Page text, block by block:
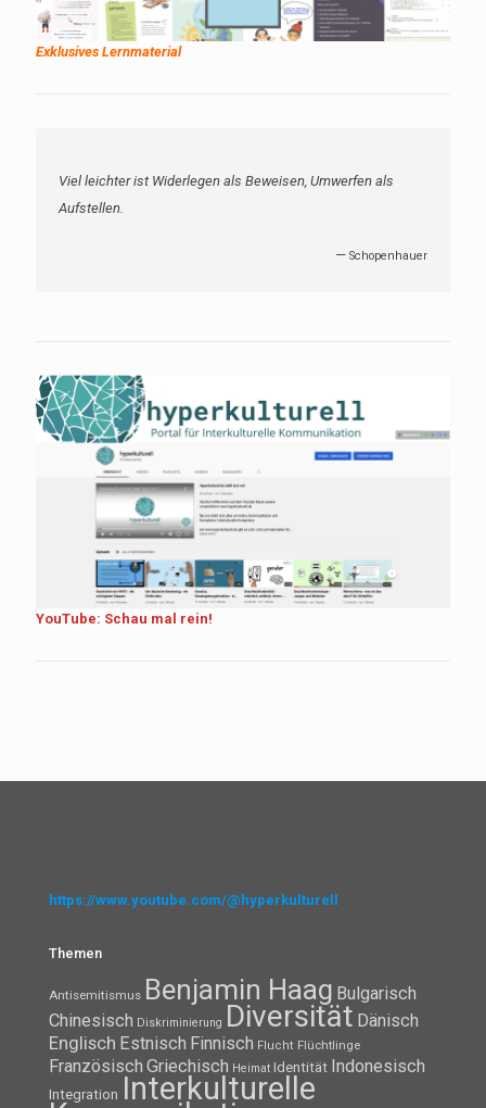
Exklusives Lernmaterial
Viel leichter ist Widerlegen als Beweisen, Umwerfen als
Aufstellen.
—Schopenhauer
YouTube: Schau mal rein!
https://www.youtube.com/@hyperkulturell
Themen
Antisemitismus Benjamin Haag Bulgarisch
Chinesisch Diskriminierung Diversität Dänisch
Englisch Estnisch Finnisch Flucht Flüchtlinge
Französisch Griechisch Heimat Identität Indonesisch
Integration Interkulturelle